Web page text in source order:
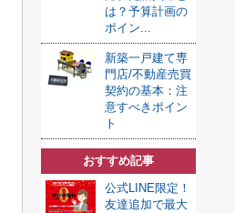
は？予算計画の
ポイン...
新築一戸建て専
門店/不動産売買
契約の基本：注
意すべきポイン
ト
おすすめ記事
公式LINE限定！
友達追加で最大